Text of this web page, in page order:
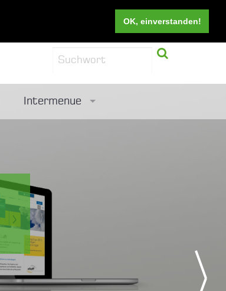
OK, einverstanden!
Intermenue
Leidenschaft in Erfolg verwandeln
Empfehlungsschreiben
Newsletter bestellen
Partner Coach, Trainerin,